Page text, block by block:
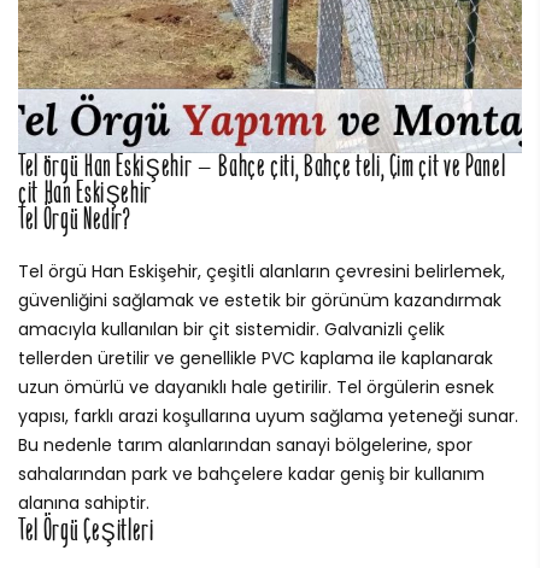
Tel örgü Han Eskişehir – Bahçe çiti, Bahçe teli, Çim çit ve Panel
çit Han Eskişehir
Tel Örgü Nedir?
Tel örgü Han Eskişehir, çeşitli alanların çevresini belirlemek,
güvenliğini sağlamak ve estetik bir görünüm kazandırmak
amacıyla kullanılan bir çit sistemidir. Galvanizli çelik
tellerden üretilir ve genellikle PVC kaplama ile kaplanarak
uzun ömürlü ve dayanıklı hale getirilir. Tel örgülerin esnek
yapısı, farklı arazi koşullarına uyum sağlama yeteneği sunar.
Bu nedenle tarım alanlarından sanayi bölgelerine, spor
sahalarından park ve bahçelere kadar geniş bir kullanım
alanına sahiptir.
Tel Örgü Çeşitleri